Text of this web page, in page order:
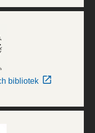
bibliotek